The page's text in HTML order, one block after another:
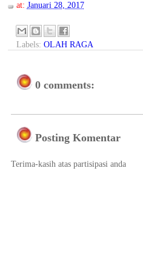
at: Januari 28, 2017
Labels: OLAH RAGA
0 comments:
Posting Komentar
Terima-kasih atas partisipasi anda